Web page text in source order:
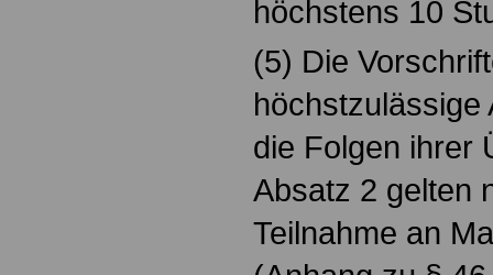
höchstens 10
(5) Die
höchstzulässige
die Folgen ihrer
Absatz 2 gelten
Teilnahme an